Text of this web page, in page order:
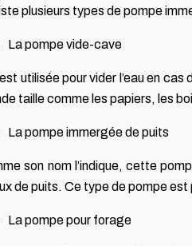
plusieurs types de pompe
La pompe vide-cave
utilisée pour vider l’eau en
taille comme les papiers, les
La pompe immergée de puits
son nom l’indique, cette
de puits. Ce type de pompe
La pompe pour forage